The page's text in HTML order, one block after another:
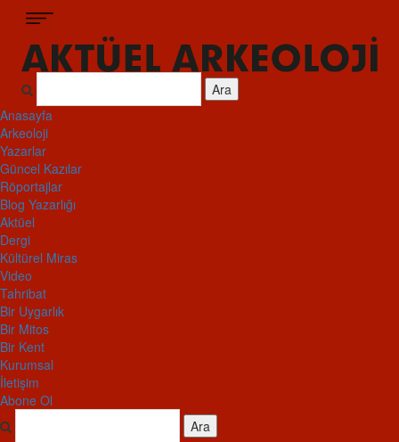
Ara
Anasayfa
Arkeoloji
Yazarlar
Güncel Kazılar
Röportajlar
Blog Yazarlığı
Aktüel
Dergi
Kültürel Miras
Video
Tahribat
Bir Uygarlık
Bir Mitos
Bir Kent
Kurumsal
İletişim
Abone Ol
Ara